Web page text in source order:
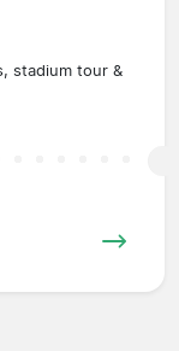
stadium tour &